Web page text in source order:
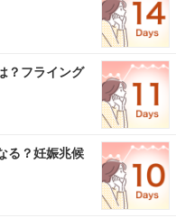
？フライング
る？妊娠兆候